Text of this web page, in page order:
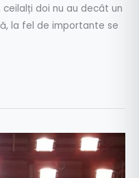
doi nu au decât un
la fel de importante se